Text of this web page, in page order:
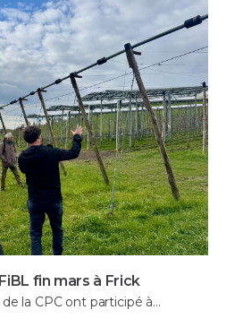
fin mars à Frick
la CPC ont participé à…